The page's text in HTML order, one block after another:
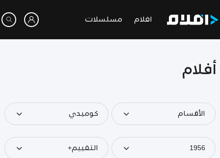
افلام مسلسلات
أفلام
الأقسام كوميدي
1956 التقييم+